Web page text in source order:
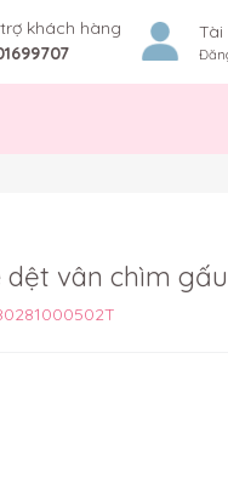
khách hàng
Tài
dệt vân chìm